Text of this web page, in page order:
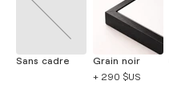
Sans cadre
Grain noir
+ 290 $US